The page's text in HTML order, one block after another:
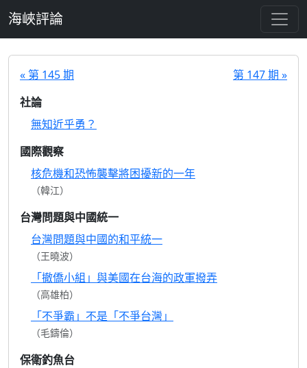
海峽評論
« 第 145 期
第 147 期 »
社論
無知近乎勇？
國際觀察
核危機和恐怖襲擊將困擾新的一年
（韓江）
台灣問題與中國統一
台灣問題與中國的和平統一
（王曉波）
「撤僑小組」與美國在台海的政軍撥弄
（高雄柏）
「不爭霸」不是「不爭台灣」
（毛鑄倫）
保衛釣魚台